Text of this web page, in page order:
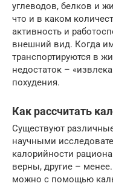
углеводов, белков и
что и в каком
активность и
внешний вид. Когда
транспортируются в
недостаток –
похудения.
Как рассчитать
Существуют
научными
калорийности
верны, другие –
можно с помощью